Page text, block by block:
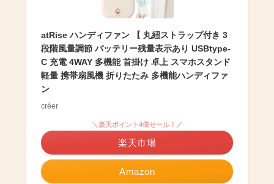
atRise ハンディファン 【 丸紐ストラップ付き 3
段階風量調節 バッテリー残量表示あり USBtype-
C 充電 4WAY 多機能 首掛け 卓上 スマホスタンド
軽量 携帯扇風機 折りたたみ 多機能ハンディファ
ン
créer
Amazon
＼楽天ポイント4倍セール！／
楽天市場